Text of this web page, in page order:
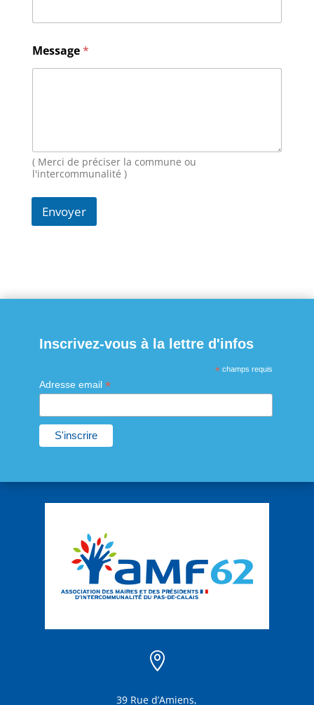
a
e
*
*
Message*
( Merci de préciser la commune ou
l'intercommunalité )
Envoyer
Inscrivez-vous à la lettre d'infos
* champs requis
Adresse email *

39 Rue d’Amiens,